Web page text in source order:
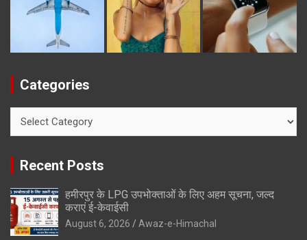
Categories
Recent Posts
हमीरपुर के LPG उपभोक्ताओं के लिए अहम सूचना, जल्द
कराएं ई-केवाईसी
August 6, 2026 Awaz-e-Himachal